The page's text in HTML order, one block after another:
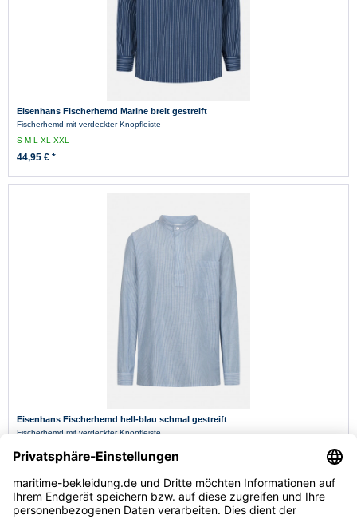
Eisenhans Fischerhemd Marine breit gestreift
Fischerhemd mit verdeckter Knopfleiste
SMLXLXXL
44,95 € *
Eisenhans Fischerhemd hell-blau schmal gestreift
Fischerhemd mit verdeckter Knopfleiste
44,95 € *